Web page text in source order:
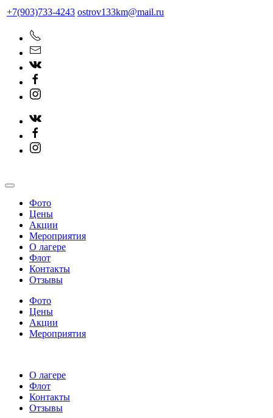
+7(903)733-4243 ostrov133km@mail.ru
Фото
Цены
Акции
Мероприятия
О лагере
Флот
Контакты
Отзывы
Фото
Цены
Акции
Мероприятия
О лагере
Флот
Контакты
Отзывы